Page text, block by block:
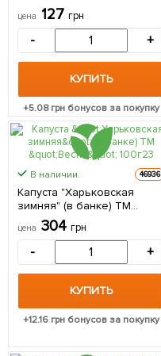
цена 127 грн
- +
КУПИТЬ
+5.08грн бонусов за покупку
В наличии. 46936
Капуста "Харьковская
зимняя" (в банке) ТМ
"Весна" 100г
цена 304 грн
- +
КУПИТЬ
+12.16грн бонусов за покупку